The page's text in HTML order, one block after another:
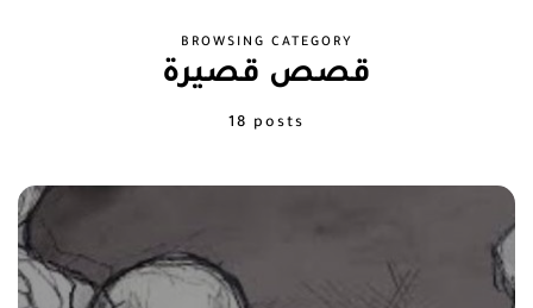
BROWSING CATEGORY
قصص قصيرة
18 posts